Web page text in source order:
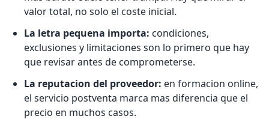
valor total, no solo el coste inicial.
La letra pequena importa: condiciones,
exclusiones y limitaciones son lo primero que hay
que revisar antes de comprometerse.
La reputacion del proveedor: en formacion online,
el servicio postventa marca mas diferencia que el
precio en muchos casos.